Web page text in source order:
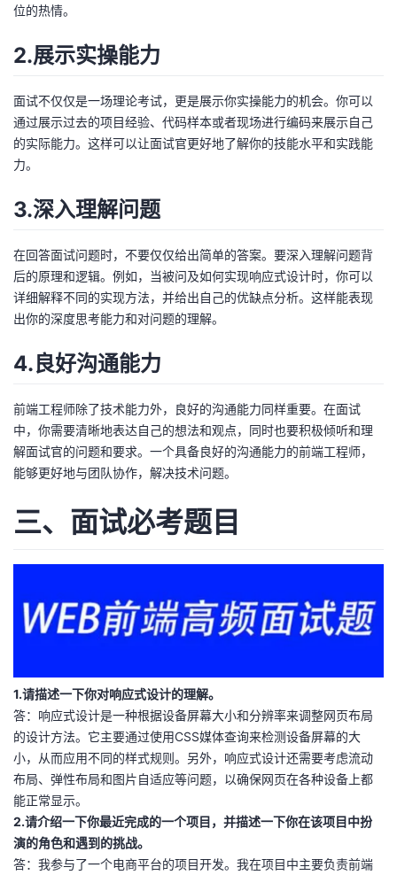
位的热情。
2.展示实操能力
面试不仅仅是一场理论考试，更是展示你实操能力的机会。你可以
通过展示过去的项目经验、代码样本或者现场进行编码来展示自己
的实际能力。这样可以让面试官更好地了解你的技能水平和实践能
力。
3.深入理解问题
在回答面试问题时，不要仅仅给出简单的答案。要深入理解问题背
后的原理和逻辑。例如，当被问及如何实现响应式设计时，你可以
详细解释不同的实现方法，并给出自己的优缺点分析。这样能表现
出你的深度思考能力和对问题的理解。
4.良好沟通能力
前端工程师除了技术能力外，良好的沟通能力同样重要。在面试
中，你需要清晰地表达自己的想法和观点，同时也要积极倾听和理
解面试官的问题和要求。一个具备良好的沟通能力的前端工程师，
能够更好地与团队协作，解决技术问题。
三、面试必考题目
1.请描述一下你对响应式设计的理解。
答：响应式设计是一种根据设备屏幕大小和分辨率来调整网页布局
的设计方法。它主要通过使用CSS媒体查询来检测设备屏幕的大
小，从而应用不同的样式规则。另外，响应式设计还需要考虑流动
布局、弹性布局和图片自适应等问题，以确保网页在各种设备上都
能正常显示。
2.请介绍一下你最近完成的一个项目，并描述一下你在该项目中扮
演的角色和遇到的挑战。
答：我参与了一个电商平台的项目开发。我在项目中主要负责前端